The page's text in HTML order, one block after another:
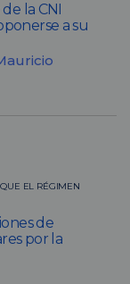
la CNI
a su
EL RÉGIMEN
de
por la